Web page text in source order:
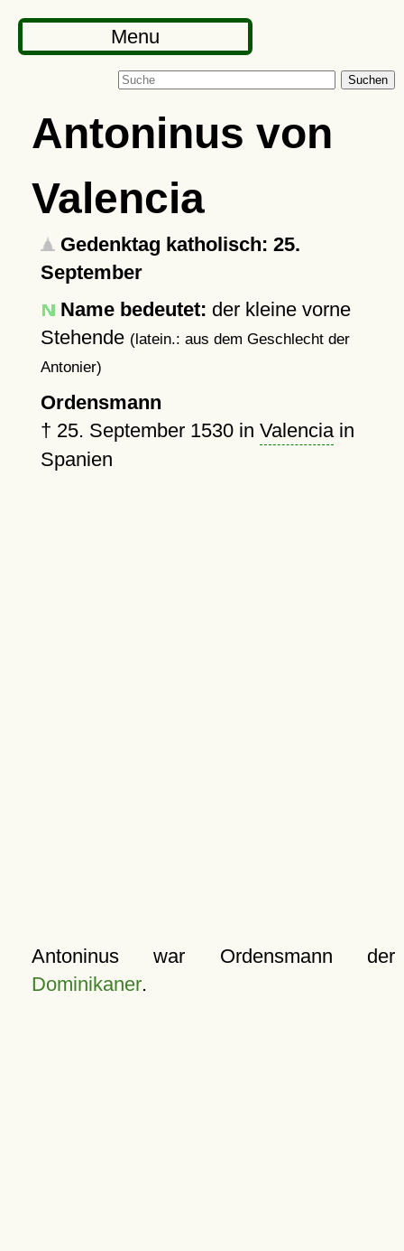
Menu
Suchen
Antoninus von
Valencia
Gedenktag katholisch: 25.
September
Name bedeutet: der kleine vorne
Stehende (latein.: aus dem Geschlecht der
Antonier)
Ordensmann
† 25. September 1530in Valenciain
Spanien
Antoninus war Ordensmann der
Dominikaner.